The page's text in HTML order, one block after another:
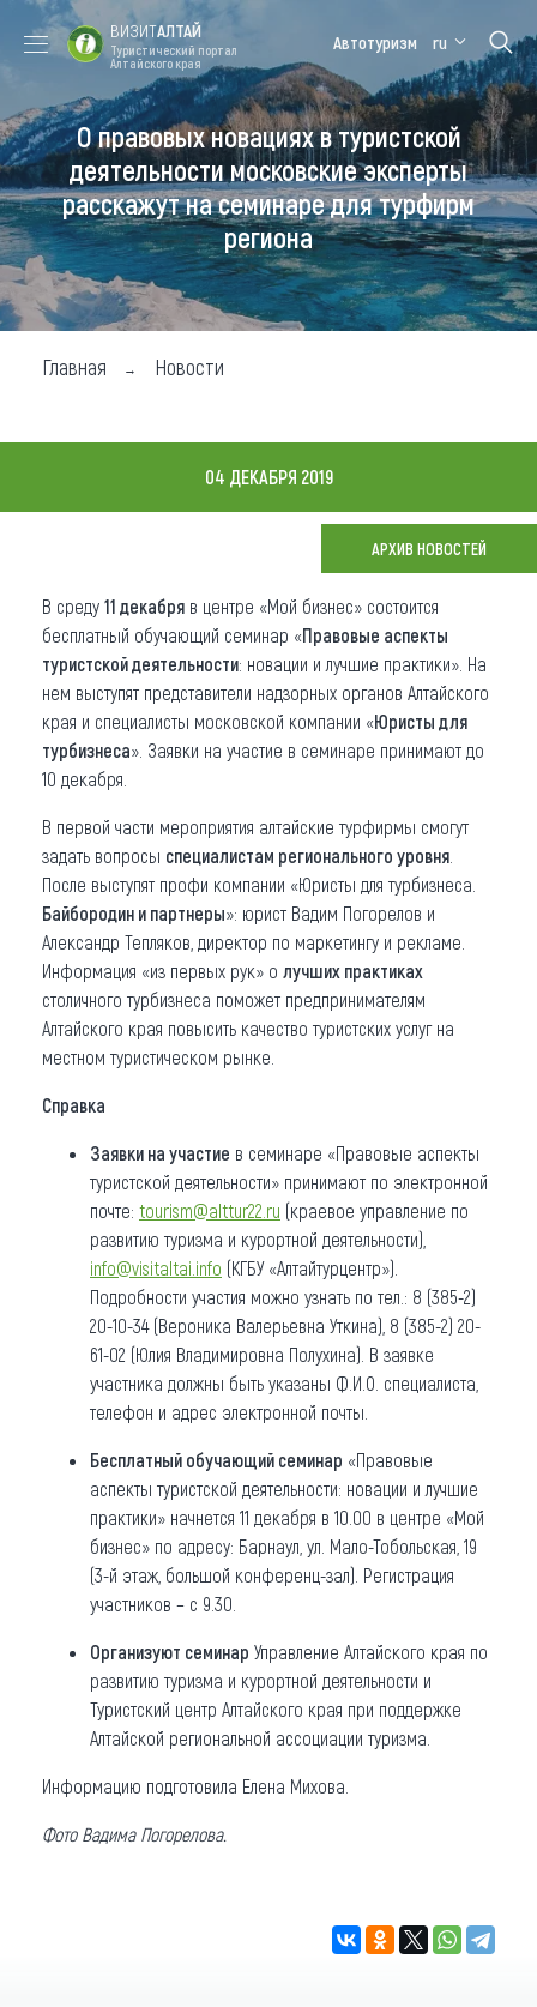
Форум VISIT
ALTAI
Цветение
маральника
Медицинский
форум
Алтайская
зимовка
Туры
Где побывать
Чем заняться
Где остановиться
О регионе
Коллекция впечатлений
Другие рубрики
ВИЗИТАЛТАЙ
Туристический портал
Алтайского края
Автотуризм ru
О правовых новациях в туристской
деятельности московские эксперты
расскажут на семинаре для турфирм
региона
Главная Новости
04 ДЕКАБРЯ 2019
АРХИВ НОВОСТЕЙ
В среду 11 декабря в центре «Мой бизнес» состоится
бесплатный обучающий семинар «Правовые аспекты
туристской деятельности: новации и лучшие практики». На
нем выступят представители надзорных органов Алтайского
края и специалисты московской компании «Юристы для
турбизнеса». Заявки на участие в семинаре принимают до
10 декабря.
В первой части мероприятия алтайские турфирмы смогут
задать вопросы специалистам регионального уровня
После выступят профи компании «Юристы для турбизнеса.
Байбородин и партнеры»: юрист Вадим Погорелов и
Александр Тепляков, директор по маркетингу и рекламе.
Информация «из первых рук» о лучших практиках
столичного турбизнеса поможет предпринимателям
Алтайского края повысить качество туристских услуг на
местном туристическом рынке.
Справка
Заявки на участие в семинаре «Правовые аспекты
туристской деятельности» принимают по электронной
почте: tourism@alttur22.ru (краевое управление по
развитию туризма и курортной деятельности),
info@visitaltai.info (КГБУ «Алтайтурцентр»).
Подробности участия можно узнать по тел.: 8 (385-2)
20-10-34 (Вероника Валерьевна Уткина), 8 (385-2) 20-
61-02 (Юлия Владимировна Полухина). В заявке
участника должны быть указаны Ф.И.О. специалиста,
телефон и адрес электронной почты.
Бесплатный обучающий семинар «Правовые
аспекты туристской деятельности: новации и лучшие
практики» начнется 11 декабря в 10.00 в центре «Мой
бизнес» по адресу: Барнаул, ул. Мало-Тобольская, 19
(3-й этаж, большой конференц-зал). Регистрация
участников – с 9.30.
Организуют семинар Управление Алтайского края по
развитию туризма и курортной деятельности и
Туристский центр Алтайского края при поддержке
Алтайской региональной ассоциации туризма.
Информацию подготовила Елена Михова.
Фото Вадима Погорелова.